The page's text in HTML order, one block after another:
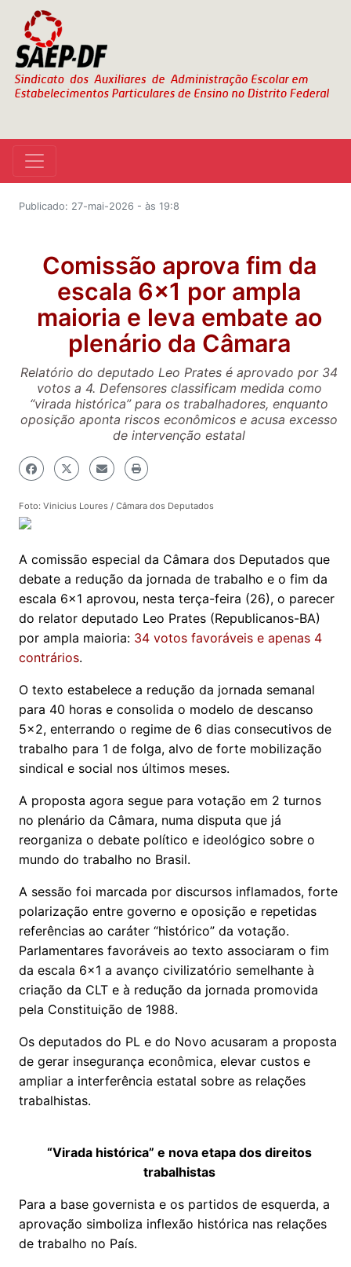
Publicado: 27-mai-2026 - às 19:8
Comissão aprova fim da
escala 6x1 por ampla
maioria e leva embate ao
plenário da Câmara
Relatório do deputado Leo Prates é aprovado por 34
votos a 4. Defensores classificam medida como
“virada histórica” para os trabalhadores, enquanto
oposição aponta riscos econômicos e acusa excesso
de intervenção estatal
Foto: Vinicius Loures / Câmara dos Deputados
A comissão especial da Câmara dos Deputados que
debate a redução da jornada de trabalho e o fim da
escala 6x1 aprovou, nesta terça-feira (26), o parecer
do relator deputado Leo Prates (Republicanos-BA)
por ampla maioria: 34 votos favoráveis e apenas 4
contrários.
O texto estabelece a redução da jornada semanal
para 40 horas e consolida o modelo de descanso
5x2, enterrando o regime de 6 dias consecutivos de
trabalho para 1 de folga, alvo de forte mobilização
sindical e social nos últimos meses.
A proposta agora segue para votação em 2 turnos
no plenário da Câmara, numa disputa que já
reorganiza o debate político e ideológico sobre o
mundo do trabalho no Brasil.
A sessão foi marcada por discursos inflamados, forte
polarização entre governo e oposição e repetidas
referências ao caráter “histórico” da votação.
Parlamentares favoráveis ao texto associaram o fim
da escala 6x1 a avanço civilizatório semelhante à
criação da CLT e à redução da jornada promovida
pela Constituição de 1988.
Os deputados do PL e do Novo acusaram a proposta
de gerar insegurança econômica, elevar custos e
ampliar a interferência estatal sobre as relações
trabalhistas.
“Virada histórica” e nova etapa dos direitos
trabalhistas
Para a base governista e os partidos de esquerda, a
aprovação simboliza inflexão histórica nas relações
de trabalho no País.